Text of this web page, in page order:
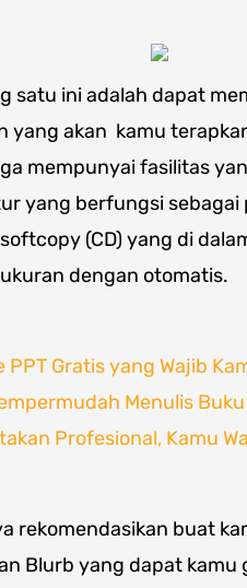
satu ini adalah dapat
yang akan kamu
mempunyai fasilitas
yang berfungsi
(CD) yang di
dengan otomatis.
PPT Gratis yang Wajib
Menulis
Profesional, Kamu
rekomendasikan buat
Blurb yang dapat kamu